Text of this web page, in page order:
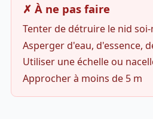
✗ À ne pas faire
Tenter de détruire le nid
Asperger d'eau, d'essence,
Utiliser une échelle ou
Approcher à moins de 5 m